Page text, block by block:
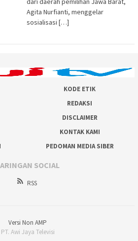
Agita Nurfianti, menggelar
sosialisasi […]
KODE ETIK
REDAKSI
DISCLAIMER
KONTAK KAMI
PEDOMAN MEDIA SIBER
SOCIAL
RSS
Versi Non AMP
PT. Awi Jaya Televisi